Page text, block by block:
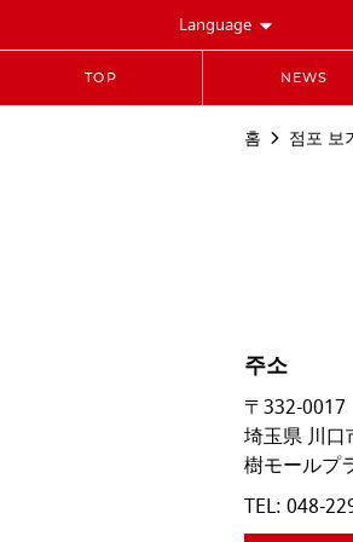
Language
TOP NEWS
홈 점포 보
주소
〒332-0017
埼玉県 川口
樹モールプ
TEL: 048-